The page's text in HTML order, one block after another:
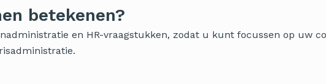
betekenen?
en HR-vraagstukken, zodat u kunt focussen op uw